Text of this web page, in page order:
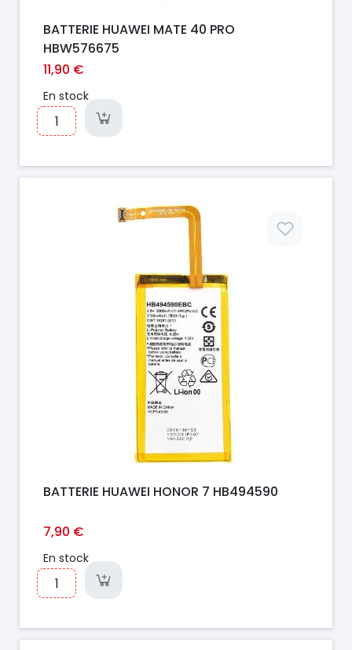
BATTERIE HUAWEI MATE 40 PRO
HBW576675
11,90 €
En stock
BATTERIE HUAWEI HONOR 7 HB494590
7,90 €
En stock